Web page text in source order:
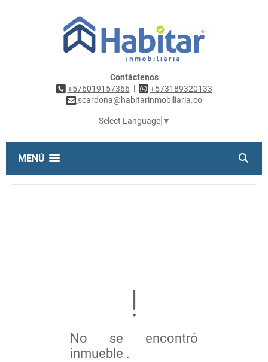
Contáctenos
+576019157366 |
+573189320133
scardona@habitarinmobiliaria.co
Select Language ▼
MENÚ
No se encontró
inmueble .